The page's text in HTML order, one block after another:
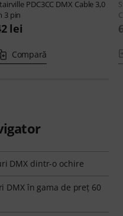
PDC3CC DMX Cable 3,0
3 pin
lei
Compară
DMX dintr-o ochire
DMX în gama de preţ 60